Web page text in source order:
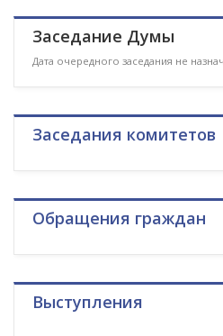
Заседание Думы
Дата очередного заседания не
Заседания комитетов
Обращения граждан
Выступления